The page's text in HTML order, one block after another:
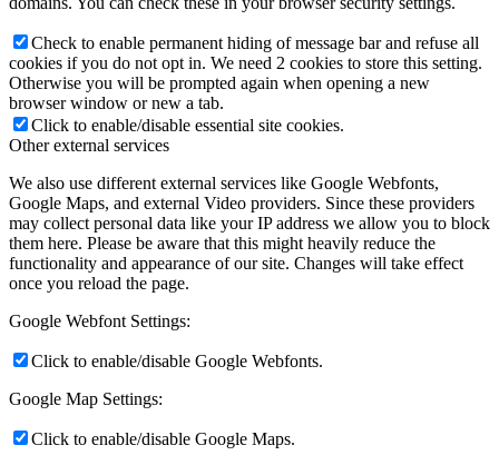
Check to enable permanent hiding of message bar and refuse all
cookies if you do not opt in. We need 2 cookies to store this setting.
Otherwise you will be prompted again when opening a new
browser window or new a tab.
Click to enable/disable essential site cookies.
Other external services
We also use different external services like Google Webfonts,
Google Maps, and external Video providers. Since these providers
may collect personal data like your IP address we allow you to block
them here. Please be aware that this might heavily reduce the
functionality and appearance of our site. Changes will take effect
once you reload the page.
Google Webfont Settings:
Click to enable/disable Google Webfonts.
Google Map Settings:
Click to enable/disable Google Maps.